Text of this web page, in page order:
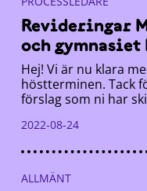
Revideringar
och
Hej! Vi är nu klara
höstterminen. Tack
förslag som ni har
2022-08-24
ALLMÄNT